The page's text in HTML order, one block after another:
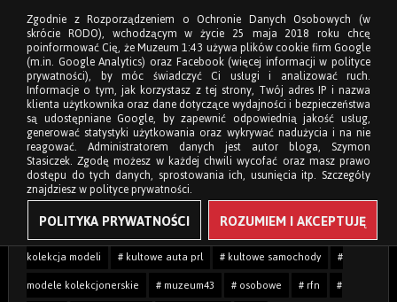
Tagi: # 1:43 # beetle # garbus # hymer # käfer
#
kolekcja modeli
# kultowe auta prl # kultowe samochody
#
modele kolekcjonerskie
# muzeum43 # osobowe # rfn
#
Zgodnie z Rozporządzeniem o Ochronie Danych Osobowych (w
skrócie RODO), wchodzącym w życie 25 maja 2018 roku chcę
poinformować Cię, że Muzeum 1:43 używa plików cookie firm Google
(m.in. Google Analytics) oraz Facebook (więcej informacji w polityce
prywatności), by móc świadczyć Ci usługi i analizować ruch.
Informacje o tym, jak korzystasz z tej strony, Twój adres IP i nazwa
klienta użytkownika oraz dane dotyczące wydajności i bezpieczeństwa
są udostępniane Google, by zapewnić odpowiednią jakość usług,
generować statystyki użytkowania oraz wykrywać nadużycia i na nie
reagować. Administratorem danych jest autor bloga, Szymon
Stasiczek. Zgodę możesz w każdej chwili wycofać oraz masz prawo
dostępu do tych danych, sprostowania ich, usunięcia itp. Szczegóły
znajdziesz w polityce prywatności.
POLITYKA PRYWATNOŚCI ROZUMIEM I AKCEPTUJĘ